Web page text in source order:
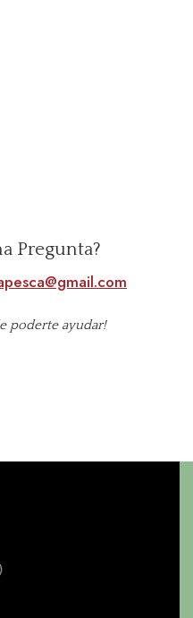
Pregunta?
poderte ayudar!